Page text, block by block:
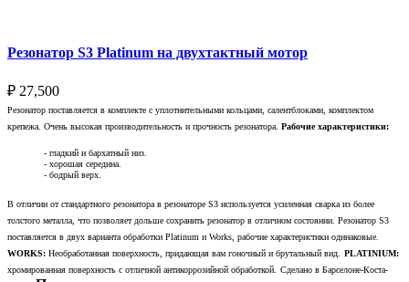
Резонатор S3 Platinum на двухтактный мотор
₽ 27,500
Резонатор поставляется в комплекте с уплотнительными кольцами, салентблоками, комплектом
крепежа. Очень высокая производительность и прочность резонатора. Рабочие характеристики:
- гладкий и бархатный низ.
- хорошая середина.
- бодрый верх.
В отличии от стандартного резонатора в резонаторе S3 используется усиленная сварка из более
толстого металла, что позволяет дольше сохранить резонатор в отличном состоянии. Резонатор S3
поставляется в двух варианта обработки Platinum и Works, рабочие характеристики одинаковые.
WORKS: Необработанная поверхность, придающая вам гоночный и брутальный вид. PLATINIUM:
хромированная поверхность с отличной антикоррозийной обработкой. Сделано в Барселоне-Коста-